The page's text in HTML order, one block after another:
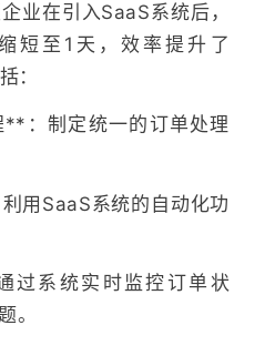
业在引入SaaS系统后，
短至1天，效率提升了
：
：制定统一的订单处理
用SaaS系统的自动化功
过系统实时监控订单状
。